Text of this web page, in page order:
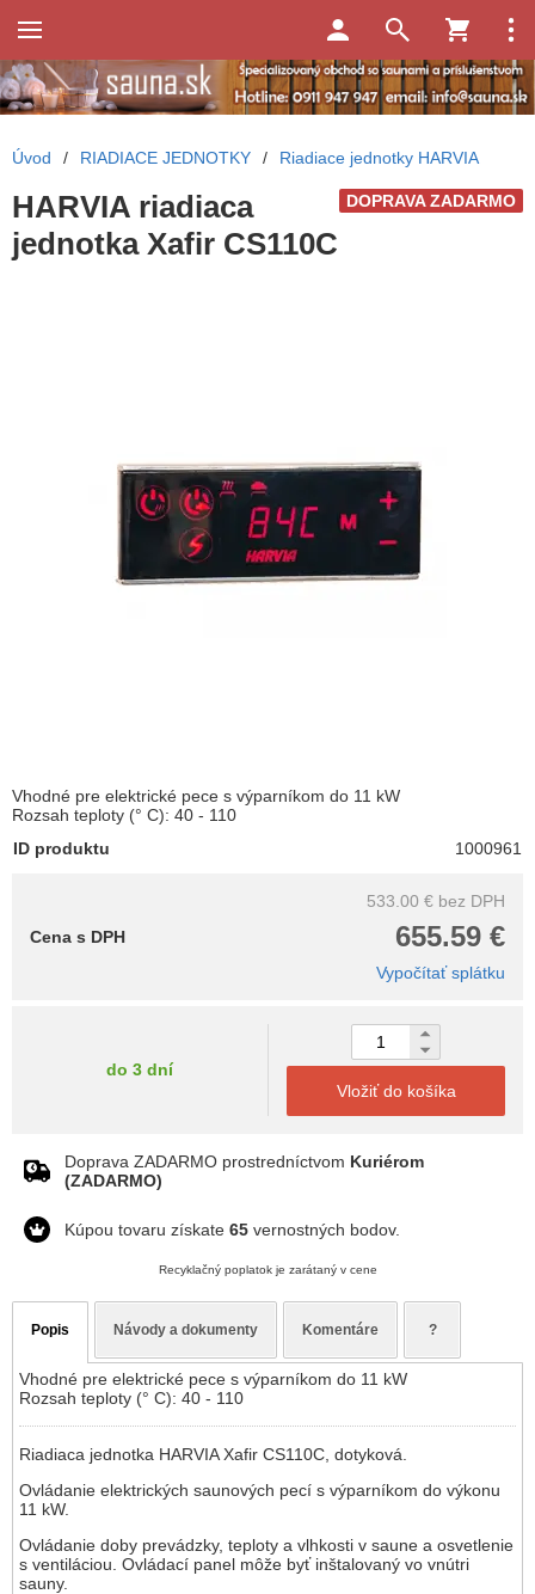
Úvod / RIADIACE JEDNOTKY / Riadiace jednotky HARVIA
DOPRAVA ZADARMO
HARVIA riadiaca
jednotka Xafir CS110C
Vhodné pre elektrické pece s výparníkom do 11 kW
Rozsah teploty (° C): 40 - 110
ID produktu
1000961
533.00 € bez DPH
655.59 €
Cena s DPH
Vypočítať splátku
do 3 dní
Vložiť do košíka
Doprava ZADARMO prostredníctvom Kuriérom
(ZADARMO)
Kúpou tovaru získate 65 vernostných bodov.
Recyklačný poplatok je zarátaný v cene
Popis Návody a dokumenty Komentáre ?
Vhodné pre elektrické pece s výparníkom do 11 kW
Rozsah teploty (° C): 40 - 110
Riadiaca jednotka HARVIA Xafir CS110C, dotyková.
Ovládanie elektrických saunových pecí s výparníkom do výkonu
11 kW.
Ovládanie doby prevádzky, teploty a vlhkosti v saune a osvetlenie
s ventiláciou. Ovládací panel môže byť inštalovaný vo vnútri
sauny.